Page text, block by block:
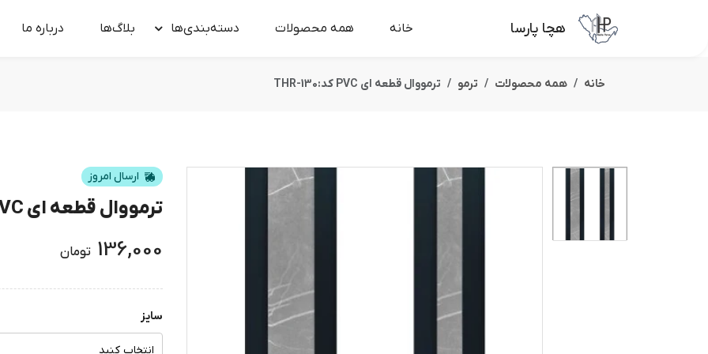
هچا پارسا خانه همه محصولات دسته‌بندی‌ها بلاگ‌ها درباره‌ ما
خانه همه محصولات ترمو ترمووال قطعه ای PVC کد:THR-130
ارسال امروز
ترمووال قطعه ای PVC کد:THR-130
136,000 تومان
سایز
انتخاب کنید